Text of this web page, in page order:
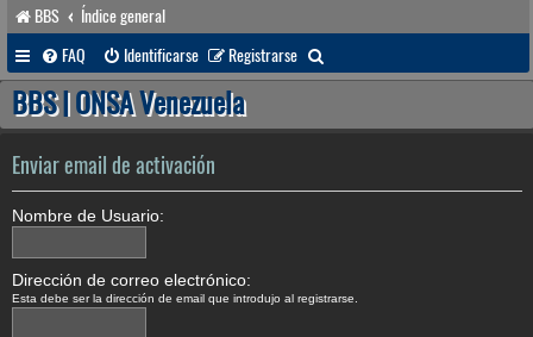
BBS
Índice general
FAQ
Identificarse Registrarse
u
a
BBS | ONSA Venezuela
Enviar email de activación
Nombre de Usuario:
Dirección de correo electrónico:
Esta debe ser la dirección de email que introdujo al registrarse.